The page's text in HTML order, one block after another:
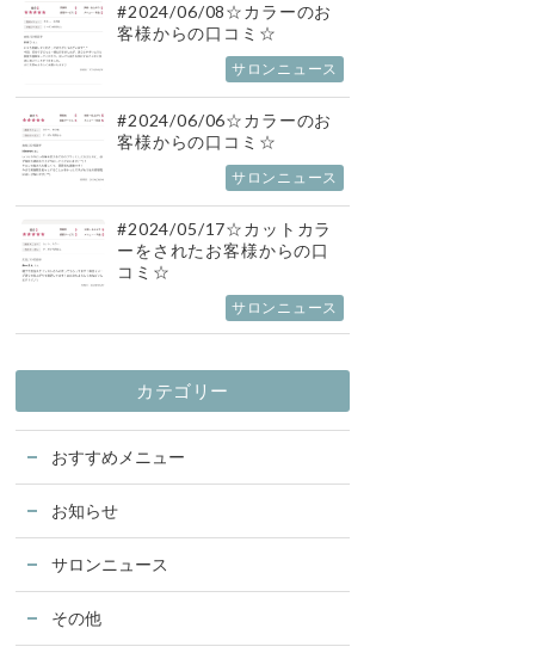
#2024/06/08☆カラーのお
客様からの口コミ☆
サロンニュース
#2024/06/06☆カラーのお
客様からの口コミ☆
サロンニュース
#2024/05/17☆カットカラ
ーをされたお客様からの口
コミ☆
サロンニュース
カテゴリー
おすすめメニュー
お知らせ
サロンニュース
その他